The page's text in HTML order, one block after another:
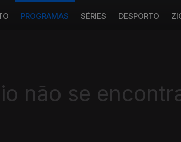
PROGRAMAS SÉRIES DESPORTO
não se